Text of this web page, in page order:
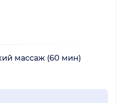
массаж (60 мин)